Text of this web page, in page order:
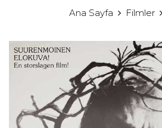
Ana Sayfa Filmler